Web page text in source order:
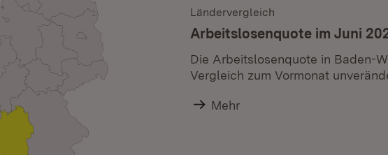
Ländervergleich
Arbeitslosenquote im Juni
Die Arbeitslosenquote in Baden-
Vergleich zum Vormonat
Mehr